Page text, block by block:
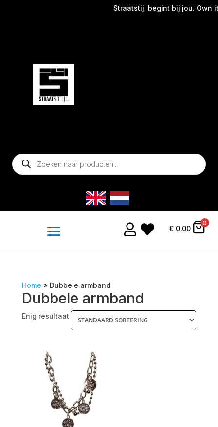
Straatstijl begint bij jou. Own it.
Producten
zoeken
  € 0.00
0
Home » Dubbele armband
Dubbele armband
Enig resultaat